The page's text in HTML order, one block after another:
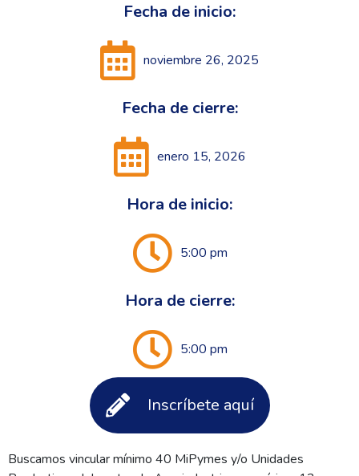
Fecha de inicio:
noviembre 26, 2025
Fecha de cierre:
enero 15, 2026
Hora de inicio:
5:00 pm
Hora de cierre:
5:00 pm
Inscríbete aquí
Buscamos vincular mínimo 40 MiPymes y/o Unidades